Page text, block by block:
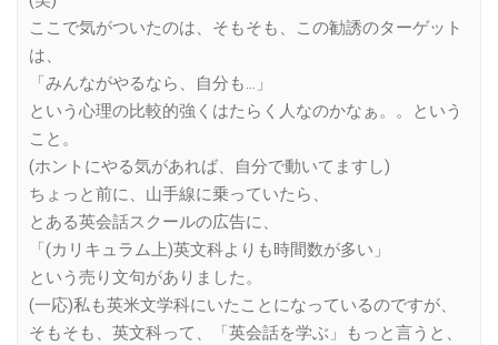
ここで気がついたのは、そもそも、この勧誘のターゲット
は、
「みんながやるなら、自分も…」
という心理の比較的強くはたらく人なのかなぁ。。という
こと。
(ホントにやる気があれば、自分で動いてますし)
ちょっと前に、山手線に乗っていたら、
とある英会話スクールの広告に、
「(カリキュラム上)英文科よりも時間数が多い」
という売り文句がありました。
(一応)私も英米文学科にいたことになっているのですが、
そもそも、英文科って、「英会話を学ぶ」もっと言うと、